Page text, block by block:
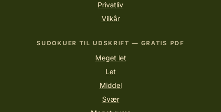
Privatliv
Vilkår
SUDOKUER TIL UDSKRIFT — GRATIS PDF
Meget let
Let
Middel
Svær